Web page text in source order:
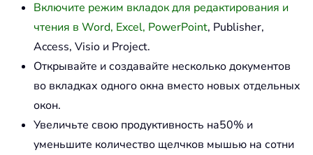
Включите режим вкладок для редактирования и
чтения в Word, Excel, PowerPoint, Publisher,
Access, Visio и Project.
Открывайте и создавайте несколько документов
во вкладках одного окна вместо новых отдельных
окон.
Увеличьте свою продуктивность на50% и
уменьшите количество щелчков мышью на сотни